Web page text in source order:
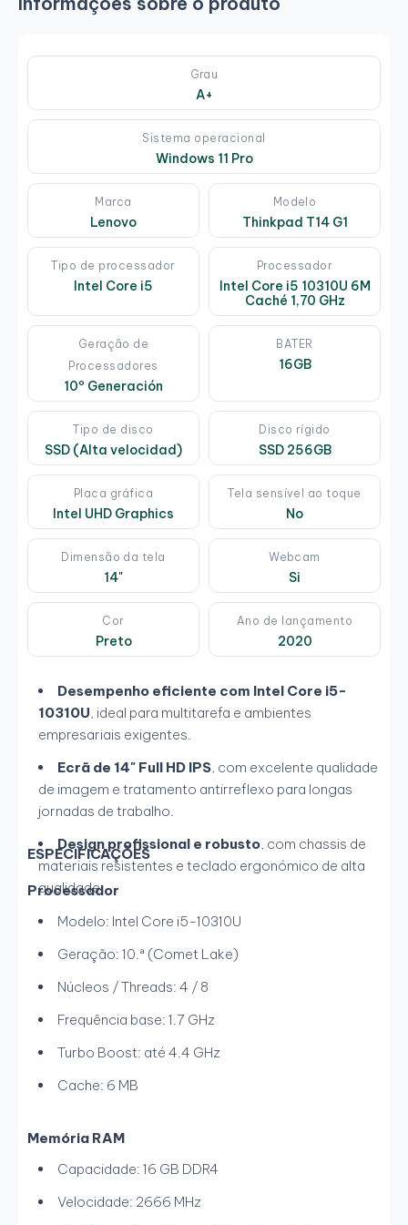
Grau
A+
Sistema operacional
Windows 11 Pro
Marca
Lenovo
Modelo
Thinkpad T14 G1
Tipo de processador
Intel Core i5
Processador
Intel Core i5 10310U 6M
Caché 1,70 GHz
Geração de
Processadores
10º Generación
BATER
16GB
Tipo de disco
SSD (Alta velocidad)
Disco rígido
SSD 256GB
Placa gráfica
Intel UHD Graphics
Tela sensível ao toque
No
Dimensão da tela
14"
Webcam
Si
Cor
Preto
Ano de lançamento
2020
Desempenho eficiente com Intel Core i5-
10310U, ideal para multitarefa e ambientes
empresariais exigentes.
Ecrã de 14" Full HD IPS, com excelente qualidade
de imagem e tratamento antirreflexo para longas
jornadas de trabalho.
Design profissional e robusto, com chassis de
materiais resistentes e teclado ergonómico de alta
qualidade.
ESPECIFICAÇÕES
Processador
Modelo: Intel Core i5-10310U
Geração: 10.ª (Comet Lake)
Núcleos / Threads: 4 / 8
Frequência base: 1.7 GHz
Turbo Boost: até 4.4 GHz
Cache: 6 MB
Memória RAM
Capacidade: 16 GB DDR4
Velocidade: 2666 MHz